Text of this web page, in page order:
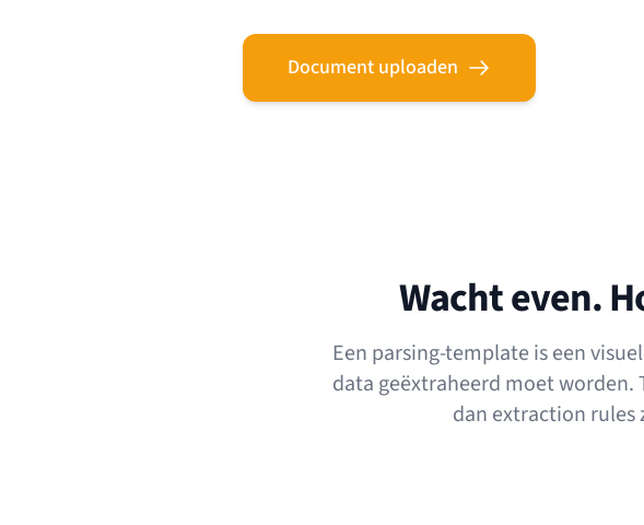
Document uploaden
Wacht even.
Een parsing-template is een
data geëxtraheerd moet
dan extraction